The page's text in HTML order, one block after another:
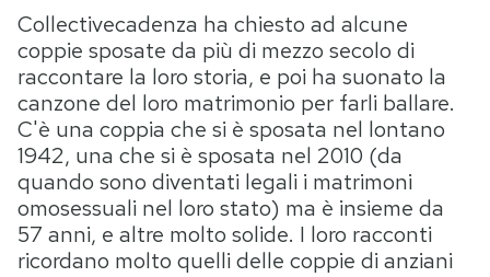
Tecnologia
Internet
Scienza
Cultura
Economia
Sport
Storie/Idee
Ok Boomer!
Media
Europa
Altrecose
Mondiali calcio 2026
Collectivecadenza ha chiesto ad alcune
coppie sposate da più di mezzo secolo di
raccontare la loro storia, e poi ha suonato la
canzone del loro matrimonio per farli ballare.
C'è una coppia che si è sposata nel lontano
1942, una che si è sposata nel 2010 (da
quando sono diventati legali i matrimoni
omosessuali nel loro stato) ma è insieme da
57 anni, e altre molto solide. I loro racconti
ricordano molto quelli delle coppie di anziani